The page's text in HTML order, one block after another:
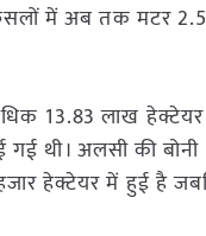
में अब तक मटर
13.83 लाख
थी। अलसी की
हेक्टेयर में हुई है